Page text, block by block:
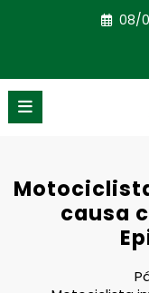
08/
causa